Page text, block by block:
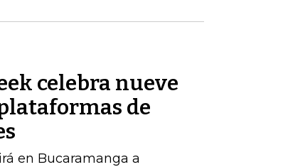
celebra nueve
de
en Bucaramanga a